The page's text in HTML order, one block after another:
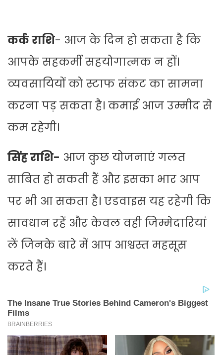
कर्क राशि- आज के दिन हो सकता है कि
आपके सहकर्मी सहयोगात्मक न हों।
व्यवसायियों को स्टाफ संकट का सामना
करना पड़ सकता है। कमाई आज उम्मीद से
कम रहेगी।
सिंह राशि- आज कुछ योजनाएं गलत
साबित हो सकती हैं और इसका भार आप
पर भी आ सकता है। एडवाइस यह रहेगी कि
सावधान रहें और केवल वही जिम्मेदारियां
लें जिनके बारे में आप आश्वस्त महसूस
करते हैं।